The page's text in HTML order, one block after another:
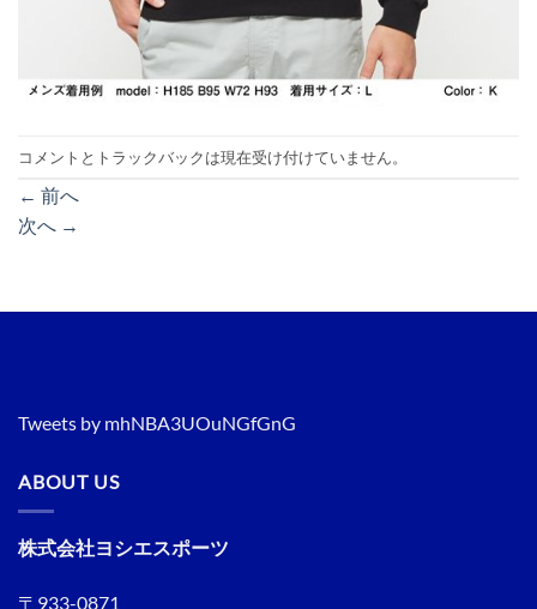
コメントとトラックバックは現在受け付けていません。
← 前へ
次へ →
Tweets by mhNBA3UOuNGfGnG
ABOUT US
株式会社ヨシエスポーツ
〒933-0871